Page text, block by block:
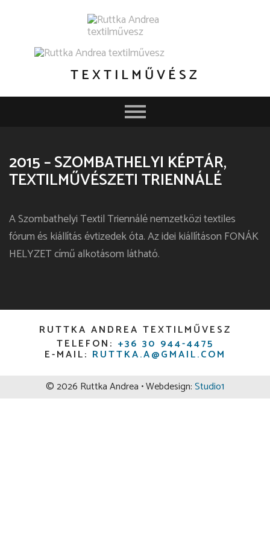
TEXTILMŰVÉSZ
2015 – SZOMBATHELYI KÉPTÁR,
TEXTILMŰVÉSZETI TRIENNÁLÉ
A Szombathelyi Textil Triennálé nemzetközi textiles
fórum és kiállítás évtizedek óta. Az idei kiállításon FONÁK
HELYZET című alkotásom látható.
RUTTKA ANDREA TEXTILMŰVESZ
TELEFON: +36 30 944-4475
E-MAIL: RUTTKA.A@GMAIL.COM
© 2026 Ruttka Andrea • Webdesign:Studio1